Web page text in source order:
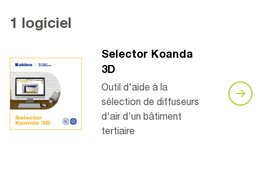
1 logiciel
Selector Koanda
3D
Outil d'aide à la
sélection de diffuseurs
d'air d'un bâtiment
tertiaire